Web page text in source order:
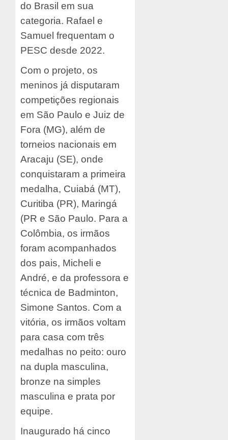
do Brasil em sua
categoria. Rafael e
Samuel frequentam o
PESC desde 2022.
Com o projeto, os
meninos já disputaram
competições regionais
em São Paulo e Juiz de
Fora (MG), além de
torneios nacionais em
Aracaju (SE), onde
conquistaram a primeira
medalha, Cuiabá (MT),
Curitiba (PR), Maringá
(PR e São Paulo. Para a
Colômbia, os irmãos
foram acompanhados
dos pais, Micheli e
André, e da professora e
técnica de Badminton,
Simone Santos. Com a
vitória, os irmãos voltam
para casa com três
medalhas no peito: ouro
na dupla masculina,
bronze na simples
masculina e prata por
equipe.
Inaugurado há cinco